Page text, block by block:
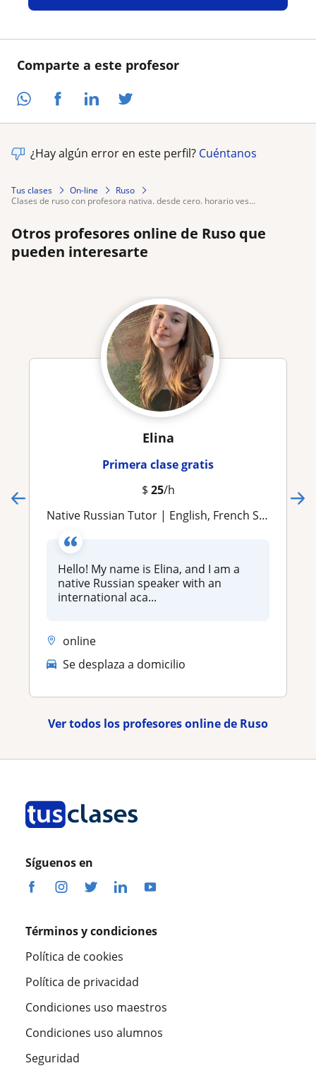
Comparte a este profesor
¿Hay algún error en este perfil? Cuéntanos
Tus clases On-line
Ruso
clases de ruso con profesora nativa. desde cero. horario ves...
Otros profesores online de Ruso que
pueden interesarte
Elina
Primera clase gratis
$ 25/h
Native Russian Tutor | English, French Speaking
Hello! My name is Elina, and I am a
native Russian speaker with an
international aca...
online
Se desplaza a domicilio
Ver todos los profesores online de Ruso
Síguenos en
Términos y condiciones
Política de cookies
Política de privacidad
Condiciones uso maestros
Condiciones uso alumnos
Seguridad